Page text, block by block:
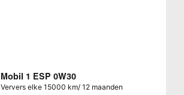
Mobil 1 ESP 0W30
Ververs elke 15000 km/ 12 maanden